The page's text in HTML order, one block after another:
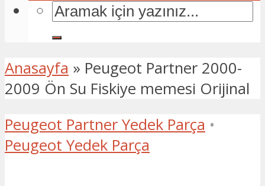
Anasayfa » Peugeot Partner 2000-
2009 Ön Su Fiskiye memesi Orijinal
Peugeot Partner Yedek Parça •
Peugeot Yedek Parça